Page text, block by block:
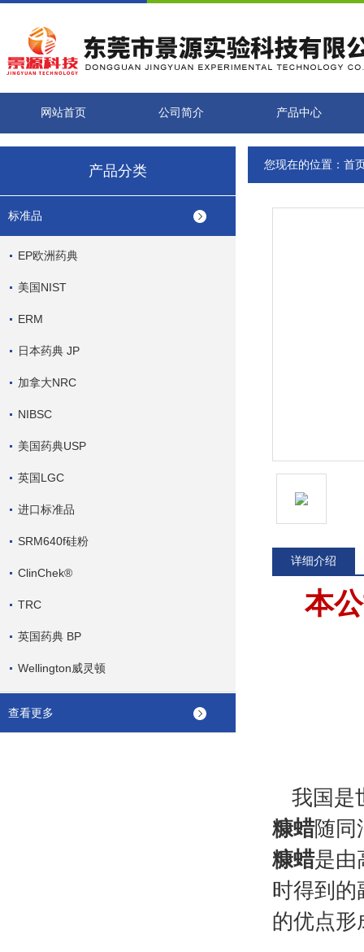
网站首页 公司简介 产品中心
产品分类
标准品
EP欧洲药典
美国NIST
ERM
日本药典 JP
加拿大NRC
NIBSC
美国药典USP
英国LGC
进口标准品
SRM640f硅粉
ClinChek®
TRC
英国药典 BP
Wellington威灵顿
查看更多
您现在的位置： 首
详细介绍
本
我国是
糠蜡随同
糠蜡是由
时得到
的优点形